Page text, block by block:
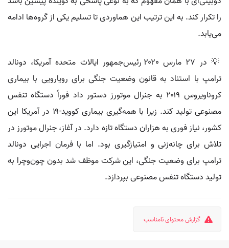
را تکرار کند. به این ترتیب این هماوردی تا تسلیم یکی از گروه‌ها ادامه
می‌یابد.
💡 در ۲۷ مارس ۲۰۲۰ رئیس‌جمهور ایالات متحده آمریکا، دونالد
ترامپ با استناد به قانون وضعیت جنگی برای رویارویی با بیماری
کروناویروس ۲۰۱۹ به جنرال موتورز دستور داد فوراً دستگاه تنفس
مصنوعی تولید کند. زیرا با همه‌گیری بیماری کووید-۱۹ در آمریکا این
کشور، نیاز فوری به هزاران دستگاه تازه دارد. در آغاز، جنرال موتورز در
تلاش برای چانه‌زنی و امتیازگیری بود. اما با فرمان اجرایی دونالد
ترامپ برای وضعیت جنگی، این شرکت موظف شد بدون چون‌وچرا به
تولید دستگاه تنفس مصنوعی بپردازد.
گزارش محتوای نامناسب